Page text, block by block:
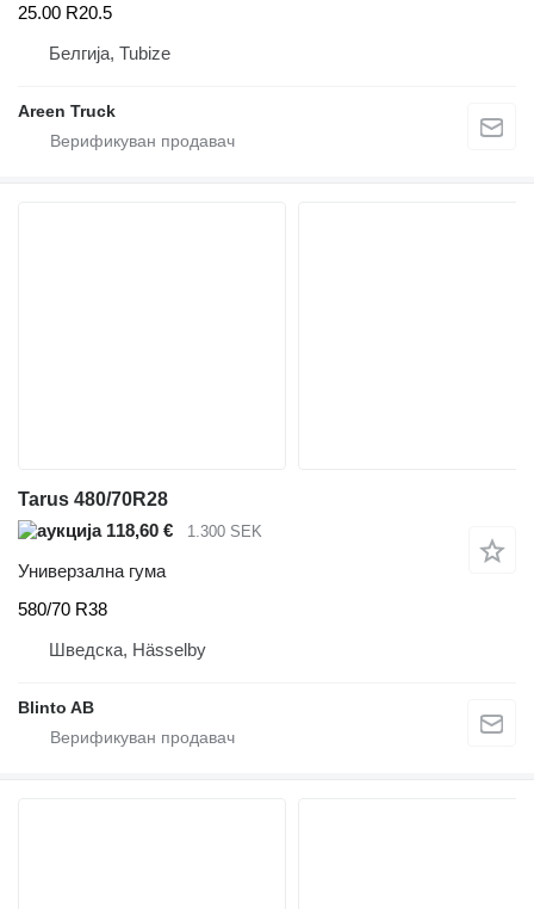
25.00 R20.5
Белгија, Tubize
Areen Truck
Tarus 480/70R28
118,60 €
1.300 SEK
Универзална гума
580/70 R38
Шведска, Hässelby
Blinto AB